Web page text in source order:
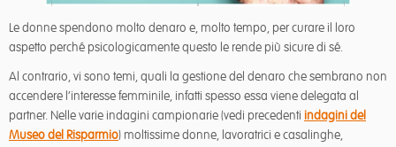
Le donne spendono molto denaro e, molto tempo, per curare il loro
aspetto perché psicologicamente questo le rende più sicure di sé.
Al contrario, vi sono temi, quali la gestione del denaro che sembrano non
accendere l’interesse femminile, infatti spesso essa viene delegata al
partner. Nelle varie indagini campionarie (vedi precedenti indagini del
Museo del Risparmio) moltissime donne, lavoratrici e casalinghe,